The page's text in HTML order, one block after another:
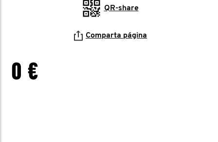
QR-share
Comparta página
0 €